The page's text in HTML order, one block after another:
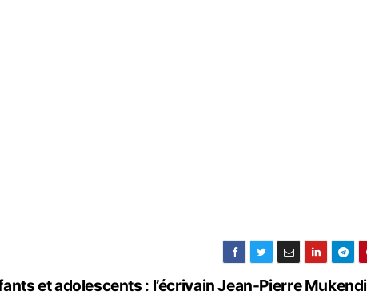
et adolescents : l’écrivain Jean-Pierre Mukendi